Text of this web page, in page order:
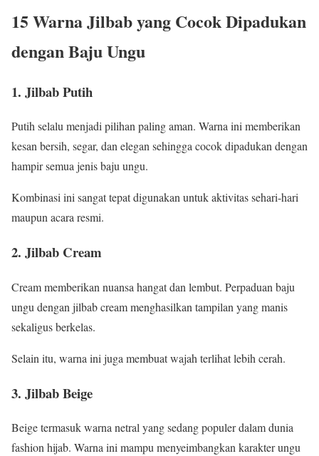
15 Warna Jilbab yang Cocok Dipadukan
dengan Baju Ungu
1. Jilbab Putih
Putih selalu menjadi pilihan paling aman. Warna ini memberikan
kesan bersih, segar, dan elegan sehingga cocok dipadukan dengan
hampir semua jenis baju ungu.
Kombinasi ini sangat tepat digunakan untuk aktivitas sehari-hari
maupun acara resmi.
2. Jilbab Cream
Cream memberikan nuansa hangat dan lembut. Perpaduan baju
ungu dengan jilbab cream menghasilkan tampilan yang manis
sekaligus berkelas.
Selain itu, warna ini juga membuat wajah terlihat lebih cerah.
3. Jilbab Beige
Beige termasuk warna netral yang sedang populer dalam dunia
fashion hijab. Warna ini mampu menyeimbangkan karakter ungu